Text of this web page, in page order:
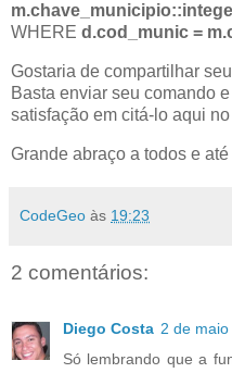
WHERE d.cod_munic =
Gostaria de compartilhar
Basta enviar seu comando
satisfação em citá-lo aqui
Grande abraço a todos e
CodeGeo às 19:23
2 comentários:
Diego Costa 2 de
Só lembrando que a